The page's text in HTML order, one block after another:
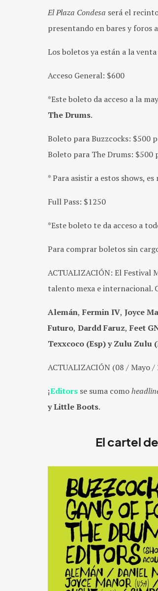
El Plaza Condesa será el
presentando en bares y foros
Los boletos ya están a la
Acceso General: $600
*Este boleto da acceso a la
The Drums.
Boleto para Buzzcocks: $500
Boleto para The Drums: $500
* Para asistir a estos shows,
Full Pass: $1250
*Este boleto te da acceso a
Para comprar boletos sin
ACTUALIZACIÓN: El Festival
talento mexa e internacional.
Alemán, Fermin IV, Joyce
Futuro, Dardd Faruz, Feet
Texxcoco (Esp) y Zulu Zulu
ACTUALIZACIÓN (08 / Mayo /
¡Editors se suma como
y Little Boots.
El cartel